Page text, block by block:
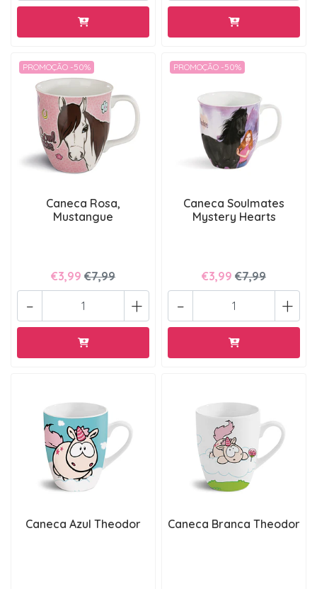
PROMOÇÃO -50%
Caneca Rosa,
Mustangue
€3,99 €7,99
+
-
PROMOÇÃO -50%
Caneca Soulmates
Mystery Hearts
€3,99 €7,99
+
-
Caneca Azul Theodor Caneca Branca Theodor